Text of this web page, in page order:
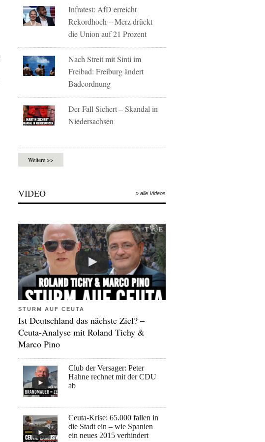
Infratest: AfD erreicht
Rekordhoch – Merz drückt
die Union auf 21 Prozent
Nach Streit mit Sinti im
Freibad: Freiburg ändert
Badeordnung
Der Fall Sichert – Skandal in
Niedersachsen
Weitere >>
VIDEO » alle Videos
STURM AUF CEUTA
Ist Deutschland das nächste Ziel? –
Ceuta-Analyse mit Roland Tichy &
Marco Pino
Club der Versager: Peter
Hahne rechnet mit der CDU
ab
Ceuta-Krise: 65.000 fallen in
die Stadt ein – wie Spanien
ein neues 2015 verhindert